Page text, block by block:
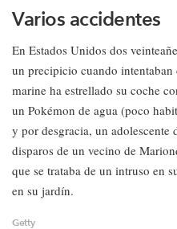
Varios accidentes
En Estados Unidos dos
un precipicio cuando
marine ha estrellado su coche
un Pokémon de agua (poco
y por desgracia, un adolescente
disparos de un vecino de
que se trataba de un intruso en
en su jardín.
Getty